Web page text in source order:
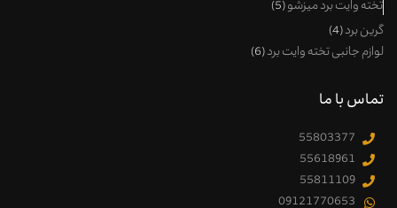
تخته وایت برد میزشو 5
گرین برد 4
لوازم جانبی تخته وایت برد 6
تماس با ما
55803377
55618961
55811109
09121770653